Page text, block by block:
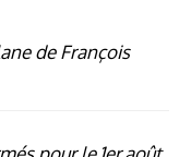
de François